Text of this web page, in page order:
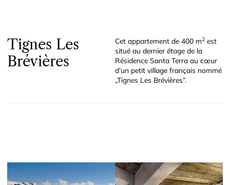
Tignes Les
Brévières
Cet appartement de 400 m2 est
situé au dernier étage de la
Résidence Santa Terra au cœur
d’un petit village français nommé
„Tignes Les Brévières”.